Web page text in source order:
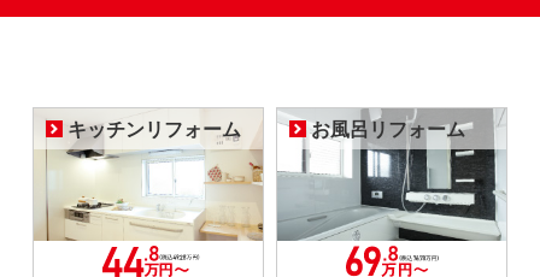
キッチンリフォーム お風呂リフォーム